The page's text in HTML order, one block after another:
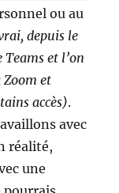
ou au
depuis le
et l’on
Zoom et
accès).
avec
réalité,
une